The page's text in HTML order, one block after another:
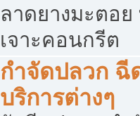
ลาดยางมะตอ
เจาะคอนกรีต
กำจัดปลวก ฉี
บริการต่างๆ